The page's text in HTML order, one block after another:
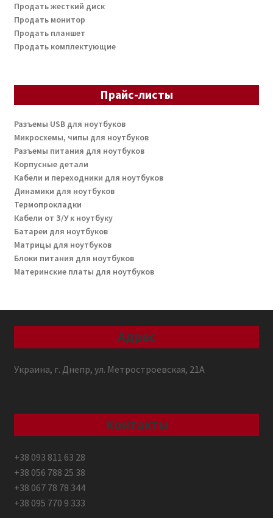
Продать жесткий диск
Продать монитор
Продать планшет
Продать комплектующие
Прайс-листы
Разъемы USB для ноутбуков
Микросхемы, чипы для ноутбуков
Разъемы питания для ноутбуков
Корпусные детали
Кабели и переходники для ноутбуков
Динамики для ноутбуков
Термопрокладки
Кабели от З/У к ноутбуку
Батареи для ноутбуков
Матрицы для ноутбуков
Блоки питания для ноутбуков
Материнские платы для ноутбуков
Адрес
Украина, г. Днепр, ул. Метростроевская, 21А
Контакты
+38 093 811 63 28
+38 056 788 25 38
+38 067 78 78 344
+38 095 770 9 333